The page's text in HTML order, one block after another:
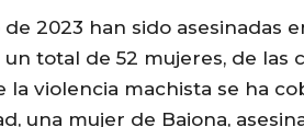
2023 han sido asesinadas
un total de 52 mujeres, de las
la violencia machista se ha
una mujer de Baiona,